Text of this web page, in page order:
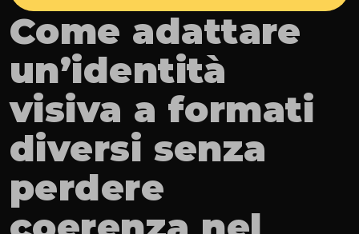
Come adattare
un’identità
visiva a formati
diversi senza
perdere